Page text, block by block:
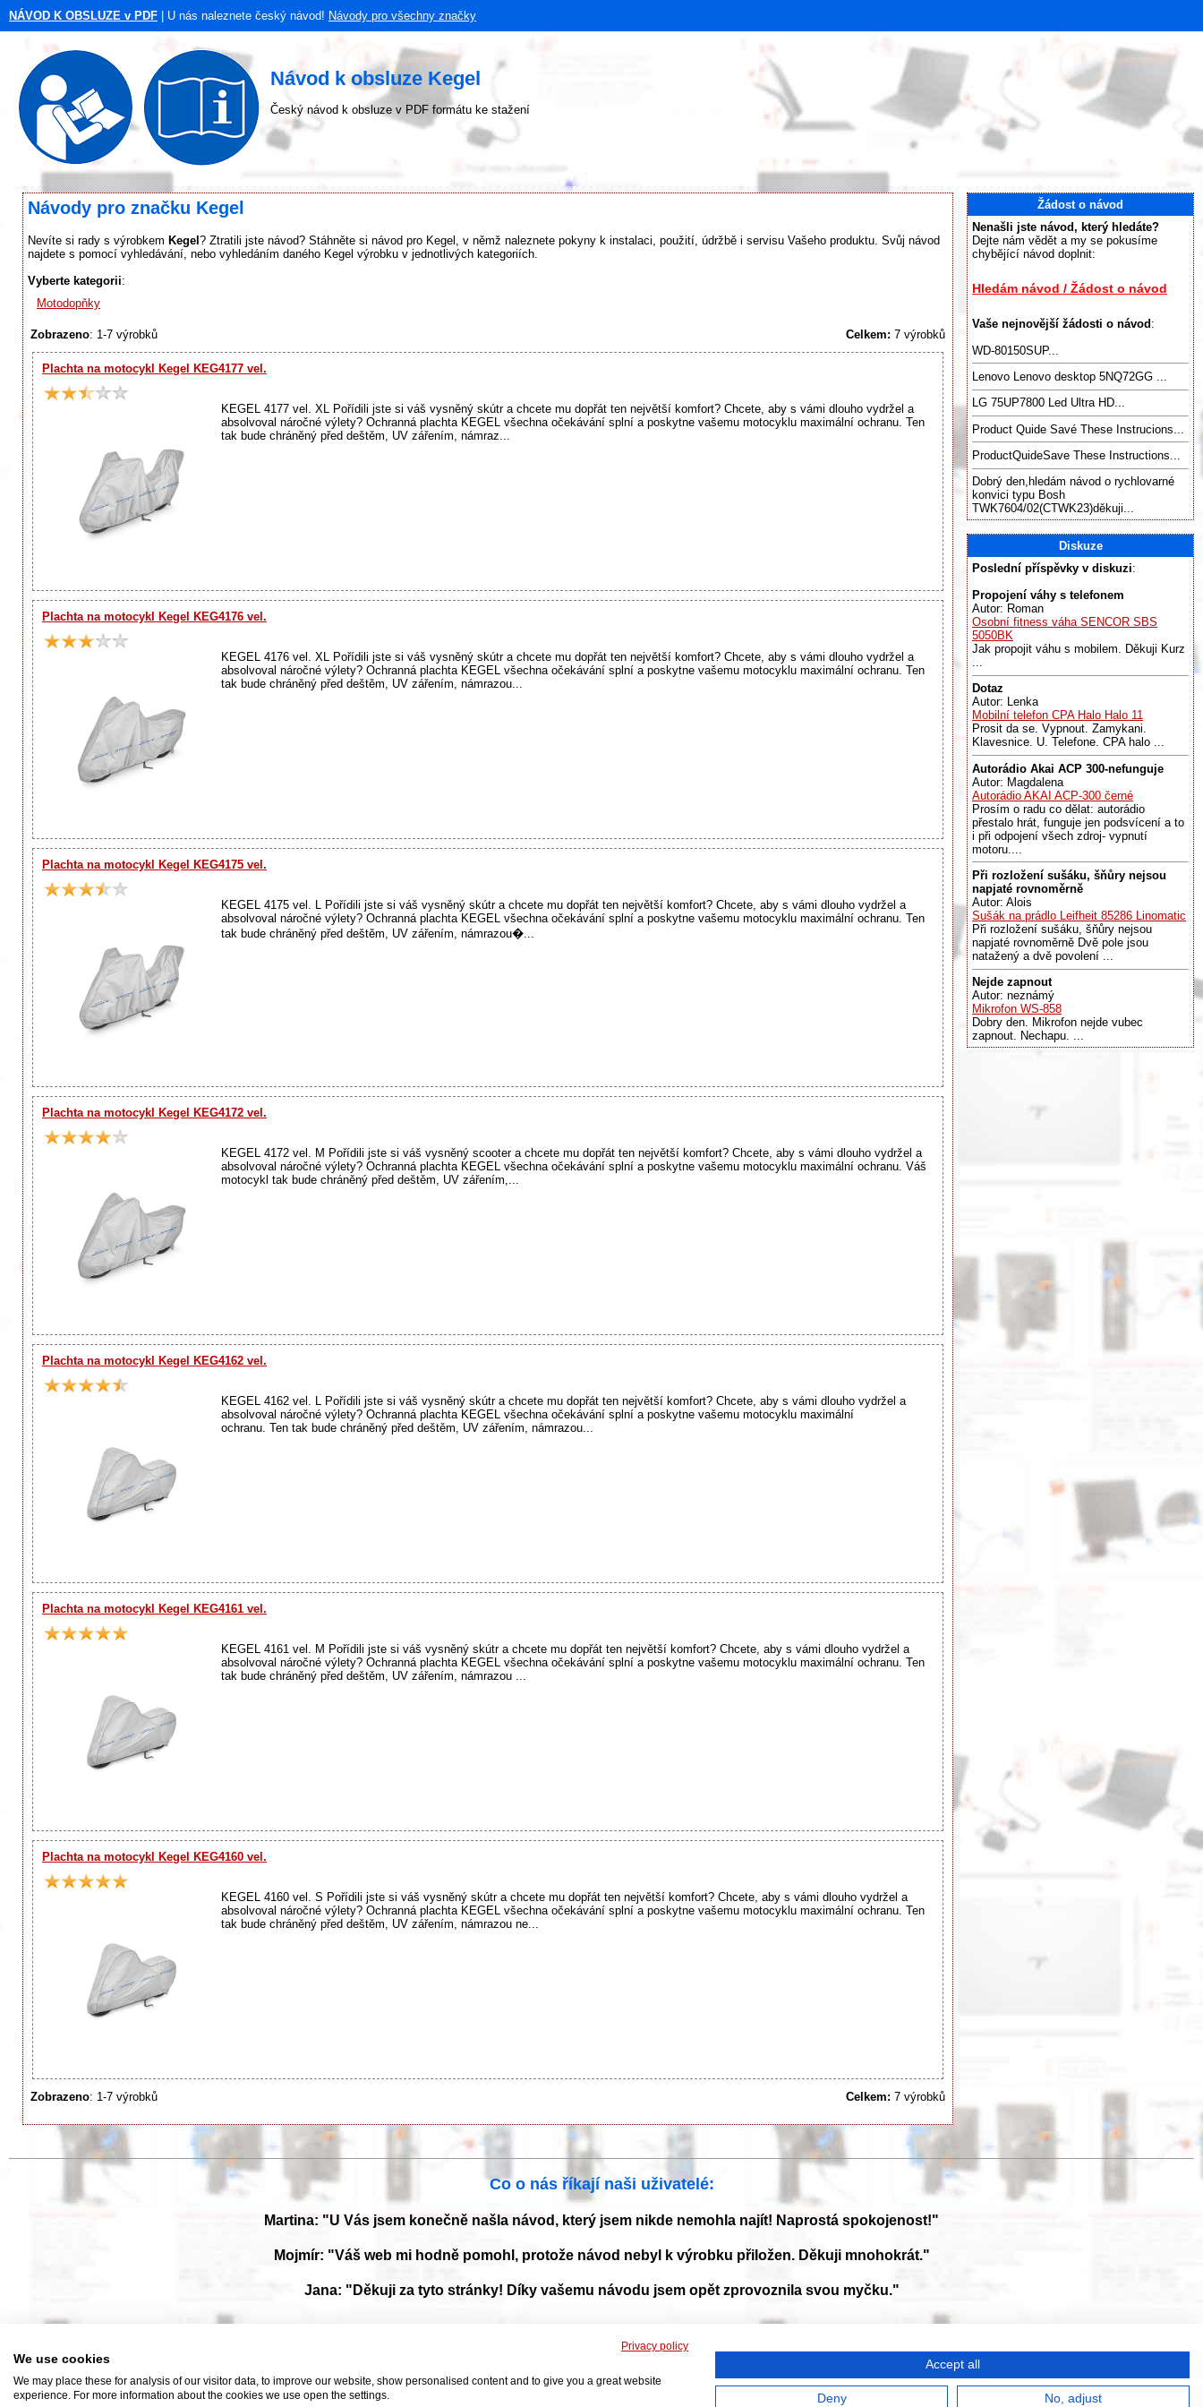
NÁVOD K OBSLUZE v PDF | U nás naleznete český návod! Návody pro všechny značky
Návod k obsluze Kegel
Český návod k obsluze v PDF formátu ke stažení
Návody pro značku Kegel
Nevíte si rady s výrobkem Kegel? Ztratili jste návod? Stáhněte si návod pro Kegel, v němž naleznete pokyny k instalaci, použití, údržbě i servisu Vašeho produktu. Svůj návod
najdete s pomocí vyhledávání, nebo vyhledáním daného Kegel výrobku v jednotlivých kategoriích.
Vyberte kategorii:
Motodopňky
Zobrazeno: 1-7 výrobků Celkem: 7 výrobků
Plachta na motocykl Kegel KEG4177 vel.
KEGEL 4177 vel. XL Pořídili jste si váš vysněný skútr a chcete mu dopřát ten největší komfort? Chcete, aby s vámi dlouho vydržel a
absolvoval náročné výlety? Ochranná plachta KEGEL všechna očekávání splní a poskytne vašemu motocyklu maximální ochranu. Ten
tak bude chráněný před deštěm, UV zářením, námraz...
Plachta na motocykl Kegel KEG4176 vel.
KEGEL 4176 vel. XL Pořídili jste si váš vysněný skútr a chcete mu dopřát ten největší komfort? Chcete, aby s vámi dlouho vydržel a
absolvoval náročné výlety? Ochranná plachta KEGEL všechna očekávání splní a poskytne vašemu motocyklu maximální ochranu. Ten
tak bude chráněný před deštěm, UV zářením, námrazou...
Plachta na motocykl Kegel KEG4175 vel.
KEGEL 4175 vel. L Pořídili jste si váš vysněný skútr a chcete mu dopřát ten největší komfort? Chcete, aby s vámi dlouho vydržel a
absolvoval náročné výlety? Ochranná plachta KEGEL všechna očekávání splní a poskytne vašemu motocyklu maximální ochranu. Ten
tak bude chráněný před deštěm, UV zářením, námrazou�...
Plachta na motocykl Kegel KEG4172 vel.
KEGEL 4172 vel. M Pořídili jste si váš vysněný scooter a chcete mu dopřát ten největší komfort? Chcete, aby s vámi dlouho vydržel a
absolvoval náročné výlety? Ochranná plachta KEGEL všechna očekávání splní a poskytne vašemu motocyklu maximální ochranu. Váš
motocykl tak bude chráněný před deštěm, UV zářením,...
Plachta na motocykl Kegel KEG4162 vel.
KEGEL 4162 vel. L Pořídili jste si váš vysněný skútr a chcete mu dopřát ten největší komfort? Chcete, aby s vámi dlouho vydržel a
absolvoval náročné výlety? Ochranná plachta KEGEL všechna očekávání splní a poskytne vašemu motocyklu maximální
ochranu. Ten tak bude chráněný před deštěm, UV zářením, námrazou...
Plachta na motocykl Kegel KEG4161 vel.
KEGEL 4161 vel. M Pořídili jste si váš vysněný skútr a chcete mu dopřát ten největší komfort? Chcete, aby s vámi dlouho vydržel a
absolvoval náročné výlety? Ochranná plachta KEGEL všechna očekávání splní a poskytne vašemu motocyklu maximální ochranu. Ten
tak bude chráněný před deštěm, UV zářením, námrazou ...
Plachta na motocykl Kegel KEG4160 vel.
KEGEL 4160 vel. S Pořídili jste si váš vysněný skútr a chcete mu dopřát ten největší komfort? Chcete, aby s vámi dlouho vydržel a
absolvoval náročné výlety? Ochranná plachta KEGEL všechna očekávání splní a poskytne vašemu motocyklu maximální ochranu. Ten
tak bude chráněný před deštěm, UV zářením, námrazou ne...
Zobrazeno: 1-7 výrobků Celkem: 7 výrobků
Žádost o návod
Nenašli jste návod, který hledáte?
Dejte nám vědět a my se pokusíme
chybějící návod doplnit:
Hledám návod / Žádost o návod
Vaše nejnovější žádosti o návod :
WD-80150SUP...
Lenovo Lenovo desktop 5NQ72GG ...
LG 75UP7800 Led Ultra HD...
Product Quide Savé These Instrucions...
ProductQuideSave These Instructions...
Dobrý den,hledám návod o rychlovarné
konvici typu Bosh
TWK7604/02(CTWK23)děkuji...
Diskuze
Poslední příspěvky v diskuzi:
Propojení váhy s telefonem
Autor: Roman
Osobní fitness váha SENCOR SBS
5050BK
Jak propojit váhu s mobilem. Děkuji Kurz
...
Dotaz
Autor: Lenka
Mobilní telefon CPA Halo Halo 11
Prosit da se. Vypnout. Zamykani.
Klavesnice. U. Telefone. CPA halo ...
Autorádio Akai ACP 300-nefunguje
Autor: Magdalena
Autorádio AKAI ACP-300 černé
Prosím o radu co dělat: autorádio
přestalo hrát, funguje jen podsvícení a to
i při odpojení všech zdroj- vypnutí
motoru....
Při rozložení sušáku, šňůry nejsou
napjaté rovnoměrně
Autor: Alois
Sušák na prádlo Leifheit 85286 Linomatic
Při rozložení sušáku, šňůry nejsou
napjaté rovnoměrně Dvě pole jsou
natažený a dvě povolení ...
Nejde zapnout
Autor: neznámý
Mikrofon WS-858
Dobry den. Mikrofon nejde vubec
zapnout. Nechapu. ...
Co o nás říkají naši uživatelé:
Martina: "U Vás jsem konečně našla návod, který jsem nikde nemohla najít! Naprostá spokojenost!"
Mojmír: "Váš web mi hodně pomohl, protože návod nebyl k výrobku přiložen. Děkuji mnohokrát."
Jana: "Děkuji za tyto stránky! Díky vašemu návodu jsem opět zprovoznila svou myčku."
Prohlížejte návody k obsluze v češtine v naší online knihovně, manuály a příručky k obsluze ke stažení ve formátu PDF. Databáze s návody je neustále aktualizována a doplňována o nové výrobky. Sháníte návod? Požádejte
NAVOD-K-OBSLUZE.cz|Jak přeložit PDF do češtiny Kontakt |DMCA © 2026
Privacy policy
We use cookies
We may place these for analysis of our visitor data, to improve our website, show personalised content and to give you a great website
experience. For more information about the cookies we use open the settings.
Accept all
Deny No, adjust